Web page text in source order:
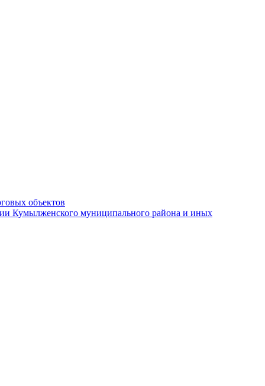
объектов
Кумылженского муниципального района и иных